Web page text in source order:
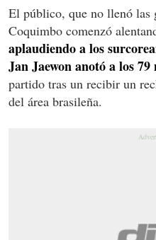
El público, que no llenó las
Coquimbo comenzó
aplaudiendo a los
Jan Jaewon anotó a los
partido tras un recibir un
del área brasileña.